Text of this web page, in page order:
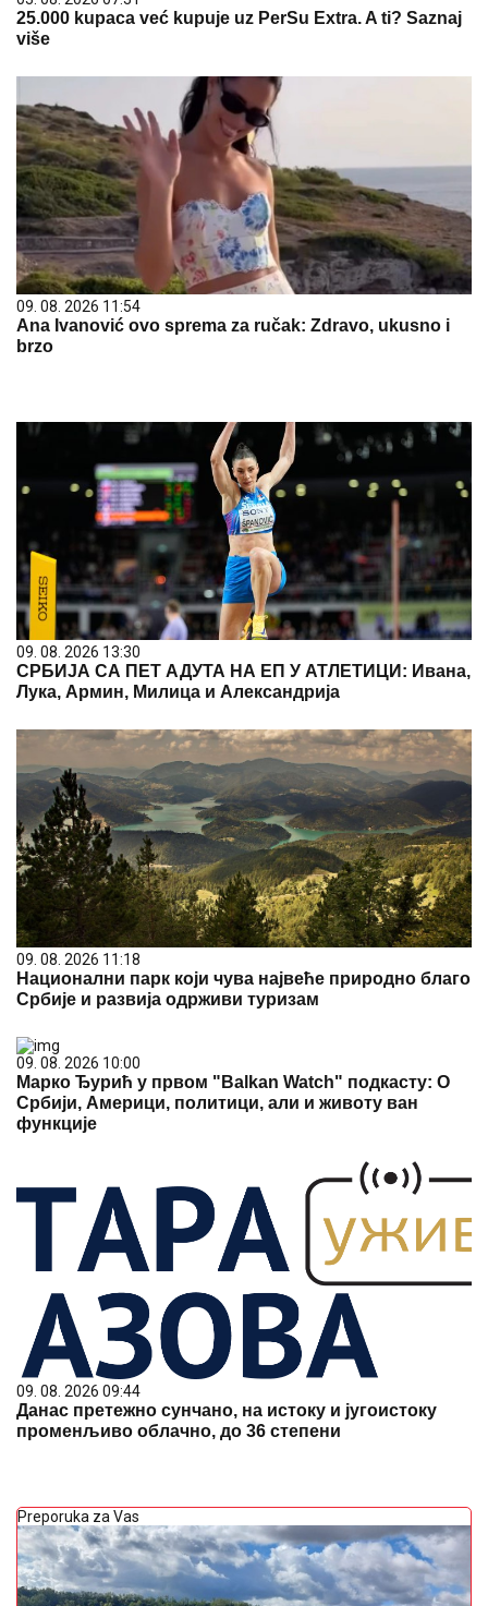
25.000 kupaca već kupuje uz PerSu Extra. A ti? Saznaj
više
09. 08. 2026 11:54
Ana Ivanović ovo sprema za ručak: Zdravo, ukusno i
brzo
09. 08. 2026 13:30
СРБИЈА СА ПЕТ АДУТА НА ЕП У АТЛЕТИЦИ: Ивана,
Лука, Армин, Милица и Александрија
09. 08. 2026 11:18
Национални парк који чува највеће природно благо
Србије и развија одрживи туризам
09. 08. 2026 10:00
Марко Ђурић у првом "Balkan Watch" подкасту: О
Србији, Америци, политици, али и животу ван
функције
09. 08. 2026 09:44
Данас претежно сунчано, на истоку и југоистоку
променљиво облачно, до 36 степени
Preporuka za Vas